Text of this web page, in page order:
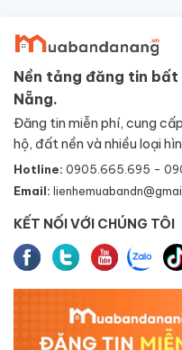
Nền tảng đăng tin
Nẵng.
Đăng tin miễn phí, cung
hộ, đất nền và nhiều loại
Hotline: 0905.665.695 -
Email:
KẾT NỐI VỚI CHÚNG TÔI